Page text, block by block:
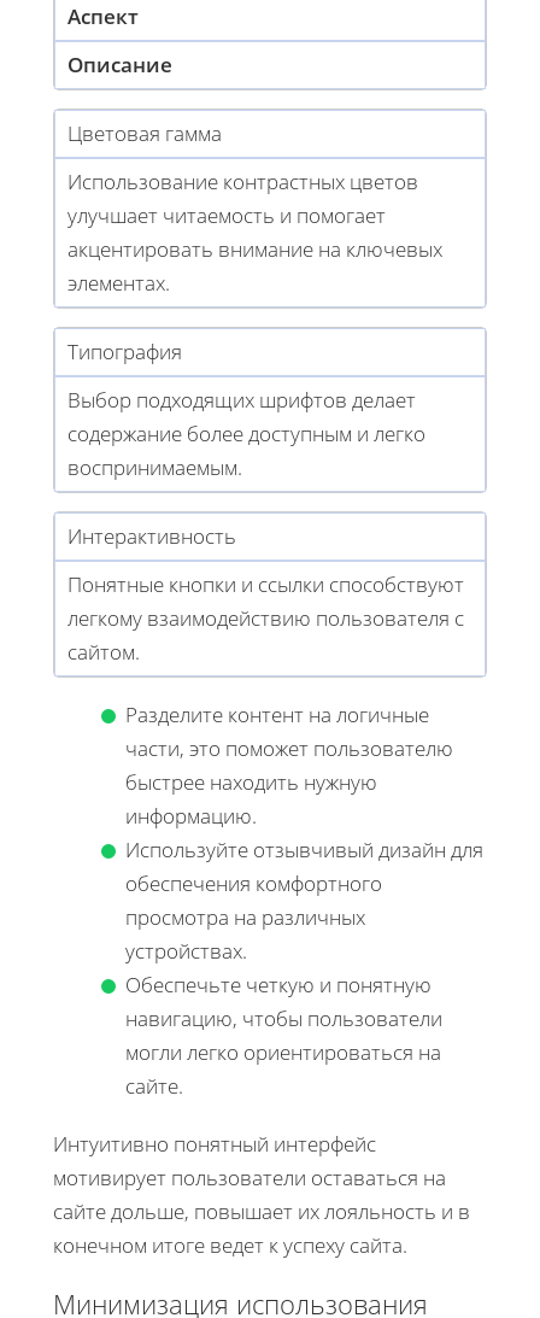
Аспект
Описание
Цветовая гамма
Использование контрастных цветов
улучшает читаемость и помогает
акцентировать внимание на ключевых
элементах.
Типография
Выбор подходящих шрифтов делает
содержание более доступным и легко
воспринимаемым.
Интерактивность
Понятные кнопки и ссылки способствуют
легкому взаимодействию пользователя с
сайтом.
Разделите контент на логичные
части, это поможет пользователю
быстрее находить нужную
информацию.
Используйте отзывчивый дизайн для
обеспечения комфортного
просмотра на различных
устройствах.
Обеспечьте четкую и понятную
навигацию, чтобы пользователи
могли легко ориентироваться на
сайте.
Интуитивно понятный интерфейс
мотивирует пользователи оставаться на
сайте дольше, повышает их лояльность и в
конечном итоге ведет к успеху сайта.
Минимизация использования